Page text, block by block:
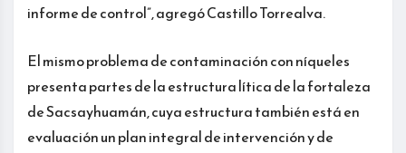
informe de control”, agregó Castillo Torrealva.
El mismo problema de contaminación con níqueles
presenta partes de la estructura lítica de la fortaleza
de Sacsayhuamán, cuya estructura también está en
evaluación un plan integral de intervención y de